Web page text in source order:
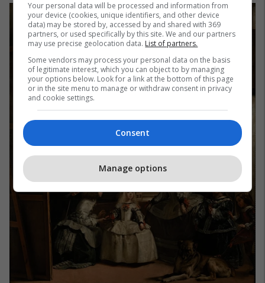
Your personal data will be processed and information from
your device (cookies, unique identifiers, and other device
data) may be stored by, accessed by and shared with 369
partners, or used specifically by this site. We and our partners
may use precise geolocation data. List of partners.
Some vendors may process your personal data on the basis
of legitimate interest, which you can object to by managing
your options below. Look for a link at the bottom of this page
or in the site menu to manage or withdraw consent in privacy
and cookie settings.
Consent
Manage options